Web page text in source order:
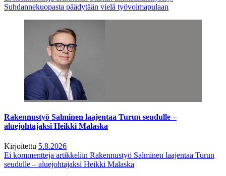
Suhdannekuopasta päädytään vielä työvoimapulaan
Rakennustyö Salminen laajentaa Turun seudulle –
aluejohtajaksi Heikki Malaska
Kirjoitettu 5.8.2026
Ei kommentteja artikkeliin Rakennustyö Salminen laajentaa Turun
seudulle – aluejohtajaksi Heikki Malaska